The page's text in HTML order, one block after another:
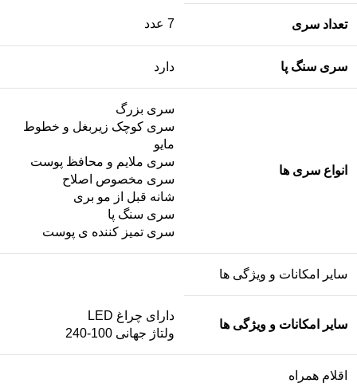
تعداد سری 7 عدد
سری سنگ پا دارد
انواع سری ها
سری بزرگ
سری کوچک زیربغل و خطوط
مایو
سری ملایم و محافظ پوست
سری مخصوص اصلاح
شانه قبل از مو بری
سری سنگ پا
سری تمیز کننده ی پوست
سایر امکانات و ویژگی ها
سایر امکانات و ویژگی ها
دارای چراغ LED
ولتاژ جهانی 100-240
اقلام همراه